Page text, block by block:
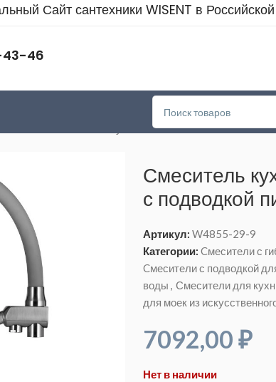
Сайт сантехники WISENT в
43-46
Смеситель кухонный WISENT W4855-29-9
Смеситель
с подводкой
Артикул:W4855-29-9
Категории: Cмесители с
Cмесители с подводкой
воды , Смесители для
для моек из
7092,00₽
Нет в наличии